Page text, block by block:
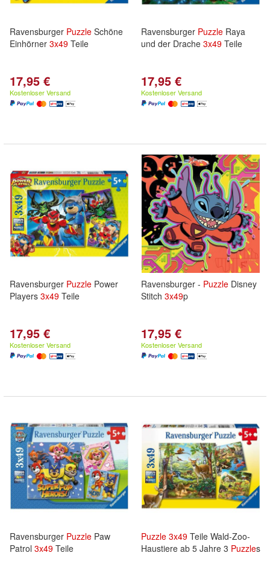
Ravensburger Puzzle Schöne
Einhörner 3x49 Teile
17,95 €
Kostenloser Versand
Ravensburger Puzzle Raya
und der Drache 3x49 Teile
17,95 €
Kostenloser Versand
Ravensburger Puzzle Power
Players 3x49 Teile
17,95 €
Kostenloser Versand
Ravensburger - Puzzle Disney
Stitch 3x49p
17,95 €
Kostenloser Versand
Ravensburger Puzzle Paw
Patrol 3x49 Teile
Puzzle 3x49 Teile Wald-Zoo-
Haustiere ab 5 Jahre 3 Puzzles